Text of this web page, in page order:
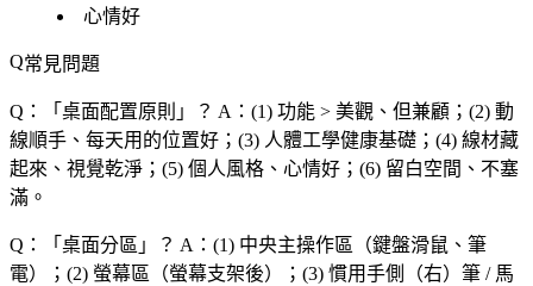
心情好
常見問題
Q：「 桌面配置原則 」？ A：(1) 功能 > 美觀、但兼顧；(2) 動
線順手、每天用的位置好；(3) 人體工學健康基礎；(4) 線材藏
起來、視覺乾淨；(5) 個人風格、心情好；(6) 留白空間、不塞
滿。
Q：「 桌面分區 」？ A：(1) 中央主操作區（鍵盤滑鼠、筆
電）；(2) 螢幕區（螢幕支架後）；(3) 慣用手側（右）筆 / 馬